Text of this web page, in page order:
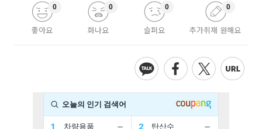
좋아요
0
화나요
0
슬퍼요
0
추가취재 원해요
0